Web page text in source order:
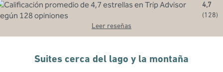
4,7
(128)
Leer reseñas
Suites cerca del lago y la montaña